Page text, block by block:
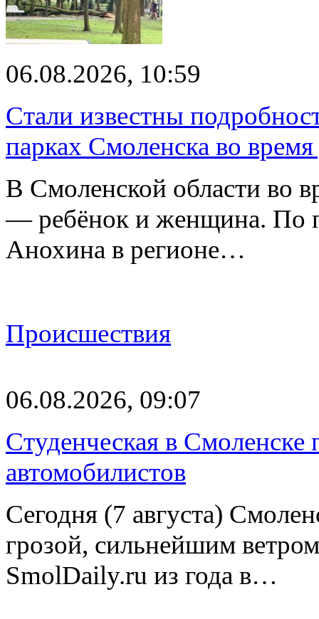
06.08.2026, 10:59
Стали известны
парках Смоленска во время
В Смоленской области во
— ребёнок и женщина. По
Анохина в регионе…
Происшествия
06.08.2026, 09:07
Студенческая в Смоленске
автомобилистов
Сегодня (7 августа)
грозой, сильнейшим
SmolDaily.ru из года в…